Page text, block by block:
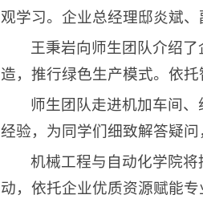
观学习。企业总经理邸炎斌
王秉岩向师生团队介绍
造，推行绿色生产模式。依
师生团队走进机加车间
经验，为同学们细致解答疑
机械工程与自动化学院
动，依托企业优质资源赋能